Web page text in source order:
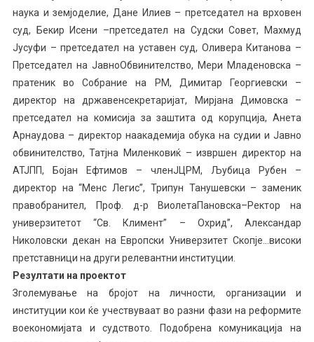
наука и земјоделие, Дане Илиев – претседател на врховен
суд, Бекир Исени –претседател на Судски Совет, Махмуд
Јусуфи – претседател на уставен суд, Оливера Китанова –
Претседател на ЈавноОбвинителство, Мери Младеновска –
пратеник во Собрание на РМ, Димитар Георгиевски –
директор на државенсекретаријат, Мирјана Димовска –
претседател на комисија за заштита од корупција, Анета
Арнаудова – директор наакадемија обука на судии и Јавно
обвинителство, Татјна Миленковиќ – извршен директор на
АТЈПП, Бојан Ефтимов – членЈЦРМ, Љубица Рубен –
директор на “Менс Легис”, Трипун Танушевски – заменик
правобранител, Проф. д-р ВиолетаПановска–Ректор на
универзитетот “Св. Климент” – Охрид”, Александар
Николовски декан на Европски Универзитет Скопје…високи
претставници на други релевантни институции.
Резултати на проектот
Зголемување на бројот на личности, организации и
институции кои ќе учествуваат во разни фази на реформите
воекономијата и судството. Подобрена комуникација на